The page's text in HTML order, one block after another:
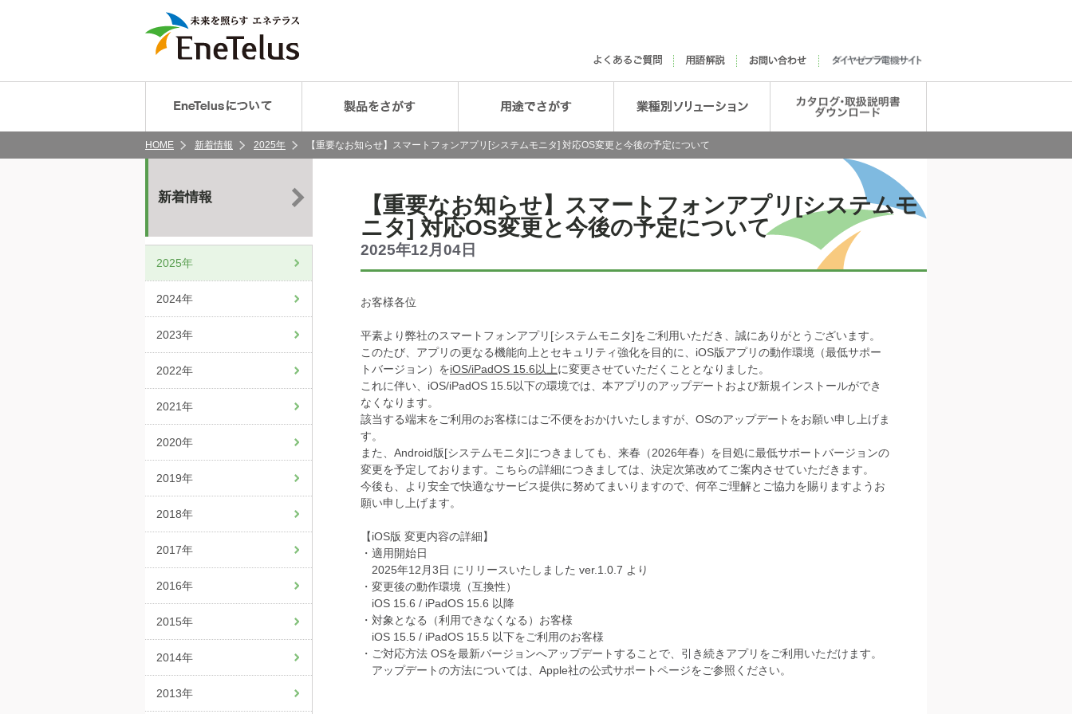
HOME 新着情報 2025年 【重要なお知らせ】スマートフォンアプリ[システムモニタ] 対応OS変更と今後の予定について
新着情報
2025年
2024年
2023年
2022年
2021年
2020年
2019年
2018年
2017年
2016年
2015年
2014年
2013年
【重要なお知らせ】スマートフォンアプリ[システムモ
ニタ] 対応OS変更と今後の予定について
2025年12月04日
お客様各位
平素より弊社のスマートフォンアプリ[システムモニタ]をご利用いただき、誠にありがとうございます。
このたび、アプリの更なる機能向上とセキュリティ強化を目的に、iOS版アプリの動作環境（最低サポー
トバージョン）をiOS/iPadOS 15.6以上に変更させていただくこととなりました。
これに伴い、iOS/iPadOS 15.5以下の環境では、本アプリのアップデートおよび新規インストールができ
なくなります。
該当する端末をご利用のお客様にはご不便をおかけいたしますが、OSのアップデートをお願い申し上げま
す。
また、Android版[システムモニタ]につきましても、来春（2026年春）を目処に最低サポートバージョンの
変更を予定しております。こちらの詳細につきましては、決定次第改めてご案内させていただきます。
今後も、より安全で快適なサービス提供に努めてまいりますので、何卒ご理解とご協力を賜りますようお
願い申し上げます。
【iOS版 変更内容の詳細】
・適用開始日
2025年12月3日 にリリースいたしました ver.1.0.7 より
・変更後の動作環境（互換性）
iOS 15.6 / iPadOS 15.6 以降
・対象となる（利用できなくなる）お客様
iOS 15.5 / iPadOS 15.5 以下をご利用のお客様
・ご対応方法 OSを最新バージョンへアップデートすることで、引き続きアプリをご利用いただけます。
アップデートの方法については、Apple社の公式サポートページをご参照ください。